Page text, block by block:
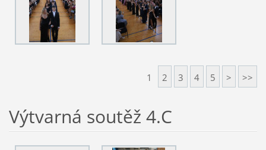
1 2 3 4 5 > >>
Výtvarná soutěž 4.C